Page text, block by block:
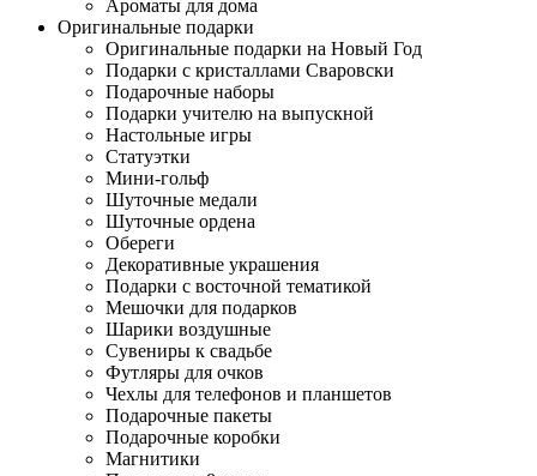
Ароматы для дома
Оригинальные подарки
Оригинальные подарки на Новый Год
Подарки с кристаллами Сваровски
Подарочные наборы
Подарки учителю на выпускной
Настольные игры
Статуэтки
Мини-гольф
Шуточные медали
Шуточные ордена
Обереги
Декоративные украшения
Подарки с восточной тематикой
Мешочки для подарков
Шарики воздушные
Сувениры к свадьбе
Футляры для очков
Чехлы для телефонов и планшетов
Подарочные пакеты
Подарочные коробки
Магнитики